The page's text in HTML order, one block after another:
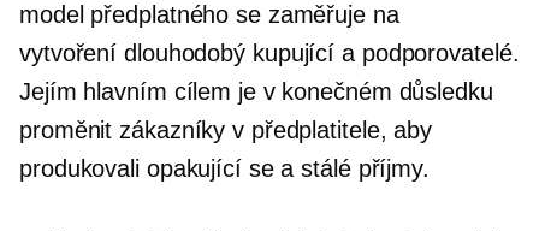
model předplatného se zaměřuje na
vytvořenídlouhodobý kupující a podporovatelé.
Jejím hlavním cílem je v konečném důsledku
proměnit zákazníky v předplatitele, aby
produkovali opakující se a stálé příjmy.